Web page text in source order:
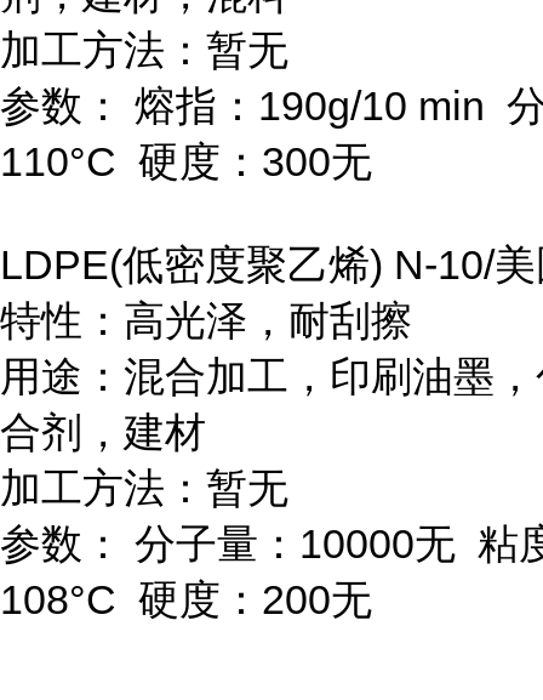
加工方法：暂无
参数：
熔指： 190g/10 min
110°C 硬度： 300无
LDPE(低密度聚乙烯) N-10/
特性：高光泽，耐刮擦
用途：混合加工，印刷油墨
合剂，建材
加工方法：暂无
参数：
分子量： 10000无 粘
108°C 硬度： 200无